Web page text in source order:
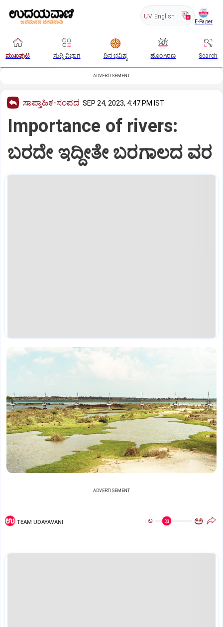
UV English
E-Paper
ಮುಖಪುಟ ಸುದ್ದಿ ವಿಭಾಗ ದಿನ ಭವಿಷ್ಯ ಹೊಂಗಿರಣ Search
ADVERTISEMENT
ಸಾಪ್ತಾಹಿಕ-ಸಂಪದ SEP 24, 2023, 4:47 PM IST
Importance of rivers:
ಬರದೇ ಇದ್ದೀತೇ ಬರಗಾಲದ ವರ
ADVERTISEMENT
TEAM UDAYAVANI ಅ ಅ